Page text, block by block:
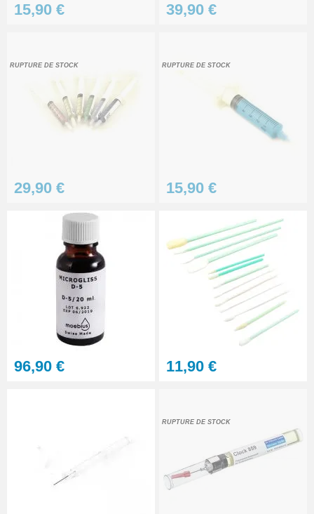
15,90 € 39,90 €
RUPTURE DE STOCK
29,90 €
RUPTURE DE STOCK
15,90 €
96,90 € 11,90 €
RUPTURE DE STOCK